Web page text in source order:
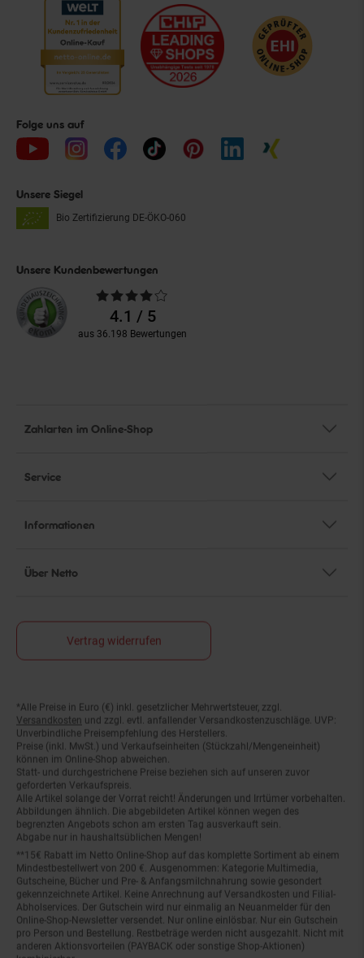
Folge uns auf
Unsere Siegel
Bio Zertifizierung DE-ÖKO-060
Unsere Kundenbewertungen
Durchschnittliche
Bewertungen4.1 / 5
aus 36.198 Bewertungen
Zahlarten im Online-Shop
Service
Informationen
Über Netto
Vertrag widerrufen
Fußnoten
*Alle Preise in Euro (€) inkl. gesetzlicher Mehrwertsteuer, zzgl.
Versandkosten
und zzgl. evtl. anfallender Versandkostenzuschläge. UVP:
Unverbindliche Preisempfehlung des Herstellers.
Preise (inkl. MwSt.) und Verkaufseinheiten (Stückzahl/Mengeneinheit)
können im Online-Shop abweichen.
Statt- und durchgestrichene Preise beziehen sich auf unseren zuvor
geforderten Verkaufspreis.
Alle Artikel solange der Vorrat reicht! Änderungen und Irrtümer vorbehalten.
Abbildungen ähnlich. Die abgebildeten Artikel können wegen des
begrenzten Angebots schon am ersten Tag ausverkauft sein.
Abgabe nur in haushaltsüblichen Mengen!
**15€ Rabatt im Netto Online-Shop auf das komplette Sortiment ab einem
Mindestbestellwert von 200 €. Ausgenommen: Kategorie Multimedia,
Gutscheine, Bücher und Pre- & Anfangsmilchnahrung sowie gesondert
gekennzeichnete Artikel. Keine Anrechnung auf Versandkosten und Filial-
Abholservices. Der Gutschein wird nur einmalig an Neuanmelder für den
Online-Shop-Newsletter versendet. Nur online einlösbar. Nur ein Gutschein
pro Person und Bestellung. Restbeträge werden nicht ausgezahlt. Nicht mit
anderen Aktionsvorteilen (PAYBACK oder sonstige Shop-Aktionen)
kombinierbar.